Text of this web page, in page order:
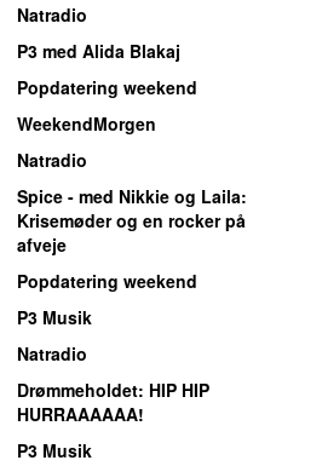
Natradio
P3 med Alida Blakaj
Popdatering weekend
WeekendMorgen
Natradio
Spice - med Nikkie og Laila:
Krisemøder og en rocker på
afveje
Popdatering weekend
P3 Musik
Natradio
Drømmeholdet: HIP HIP
HURRAAAAAA!
P3 Musik